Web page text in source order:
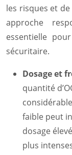
les risques et
approche
essentielle
sécuritaire.
Dosage et
quantité
faible peut
dosage
plus